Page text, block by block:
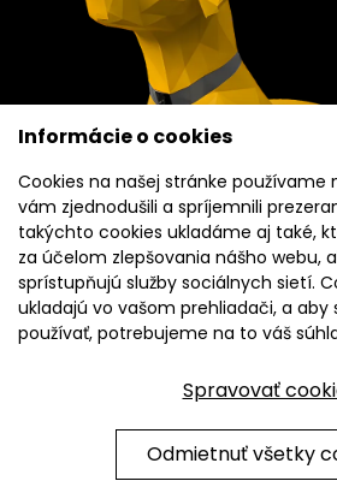
INVEREST neposkytuje finančné služby ani
Chránené testom reCAPTCHA.
Ochrana súkromia | Zmluvné podmienky |
Informácie o cookies
Cookies na našej stránke používame
vám zjednodušili a spríjemnili
takýchto cookies ukladáme aj také,
za účelom zlepšovania nášho webu,
sprístupňujú služby sociálnych sietí.
ukladajú vo vašom prehliadači, a aby
používať, potrebujeme na to váš
Spravovať
Odmietnuť všetky